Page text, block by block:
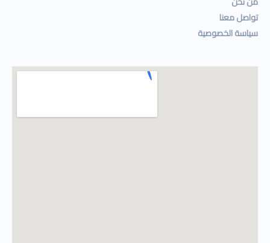
تواصل معنا
سياسة الخصوصية